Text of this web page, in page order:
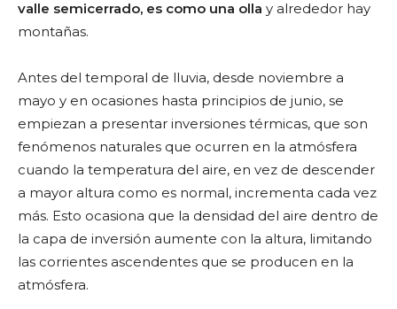
valle semicerrado, es como una olla y alrededor hay
montañas.
Antes del temporal de lluvia, desde noviembre a
mayo y en ocasiones hasta principios de junio, se
empiezan a presentar inversiones térmicas, que son
fenómenos naturales que ocurren en la atmósfera
cuando la temperatura del aire, en vez de descender
a mayor altura como es normal, incrementa cada vez
más. Esto ocasiona que la densidad del aire dentro de
la capa de inversión aumente con la altura, limitando
las corrientes ascendentes que se producen en la
atmósfera.